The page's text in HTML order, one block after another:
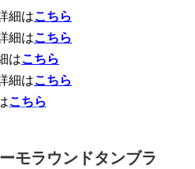
細はこちら
細はこちら
はこちら
細はこちら
こちら
モラウンドタンブラ